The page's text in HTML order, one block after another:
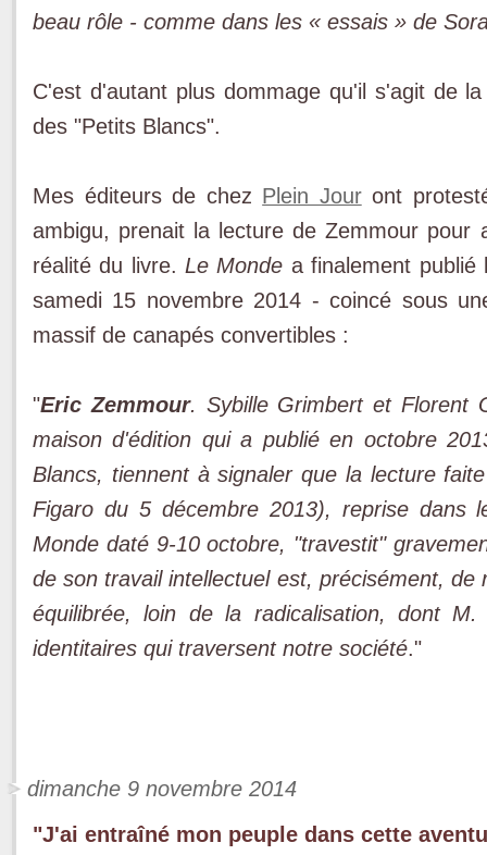
beau rôle - comme dans les « essais » de
C'est d'autant plus dommage qu'il s'agit de
des "Petits Blancs".
Mes éditeurs de chez Plein Jouront
ambigu, prenait la lecture de Zemmour
réalité du livre. Le Monde a finalement publié
samedi 15 novembre 2014 - coincé sous
massif de canapés convertibles :
"Eric Zemmour. Sybille Grimbert et Florent
maison d'édition qui a publié en octobre
Blancs, tiennent à signaler que la lecture
Figaro du 5 décembre 2013), reprise dans
Monde daté 9-10 octobre, "travestit"
de son travail intellectuel est, précisément,
équilibrée, loin de la radicalisation, dont
identitaires qui traversent notre société."
dimanche 9 novembre 2014
"J'ai entraîné mon peuple dans cette